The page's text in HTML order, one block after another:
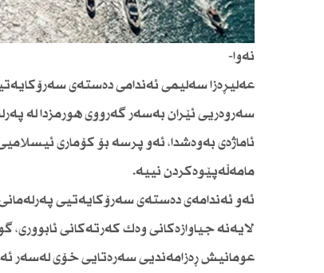
نەوا-
عەلیڕەزا سەلیمی ئەندامی دەستەی
سەروەریی ئێران بەسەر گەرووی هورمزدا لە
ئاماژەی بەوەشدا، ئەو پرسە بۆ كۆماری
مامەڵەپێوەكردن نییە.
ئەو ئەندامەی دەستەی سەرۆكایەتیی
لایەنە جیاوازەكانی وەك كەرتەكانی ئابووری،
عومانیش ڕەزامەندیی سەرەتایی خۆی لەسەر